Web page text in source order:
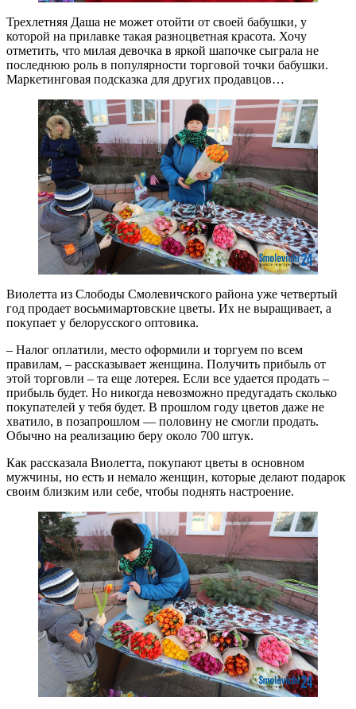
Трехлетняя Даша не может отойти от своей бабушки, у
которой на прилавке такая разноцветная красота. Хочу
отметить, что милая девочка в яркой шапочке сыграла не
последнюю роль в популярности торговой точки бабушки.
Маркетинговая подсказка для других продавцов…
Виолетта из Слободы Смолевичского района уже четвертый
год продает восьмимартовские цветы. Их не выращивает, а
покупает у белорусского оптовика.
– Налог оплатили, место оформили и торгуем по всем
правилам, – рассказывает женщина. Получить прибыль от
этой торговли – та еще лотерея. Если все удается продать –
прибыль будет. Но никогда невозможно предугадать сколько
покупателей у тебя будет. В прошлом году цветов даже не
хватило, в позапрошлом — половину не смогли продать.
Обычно на реализацию беру около 700 штук.
Как рассказала Виолетта, покупают цветы в основном
мужчины, но есть и немало женщин, которые делают подарок
своим близким или себе, чтобы поднять настроение.